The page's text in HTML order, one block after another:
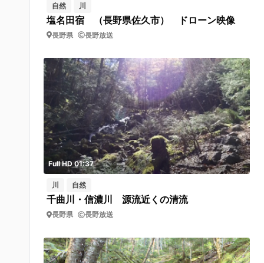
自然 川
塩名田宿 （長野県佐久市） ドローン映像
長野県 長野放送
Full HD 01:37
川 自然
千曲川・信濃川 源流近くの清流
長野県 長野放送